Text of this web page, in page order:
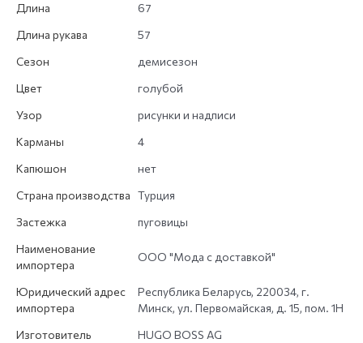
Длина
67
Длина рукава
57
Сезон
демисезон
Цвет
голубой
Узор
рисунки и надписи
Карманы
4
Капюшон
нет
Страна производства Турция
Застежка
пуговицы
Наименование
импортера
ООО "Мода с доставкой"
Юридический адрес
импортера
Республика Беларусь, 220034, г.
Минск, ул. Первомайская, д. 15, пом. 1Н
Изготовитель
HUGO BOSS AG